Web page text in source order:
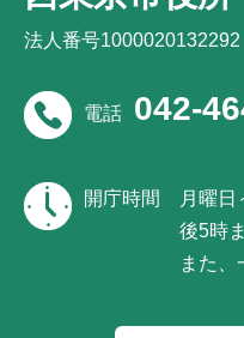
法人番号1000020132292
電話 042-
開庁時間
月曜日
後5時
また、